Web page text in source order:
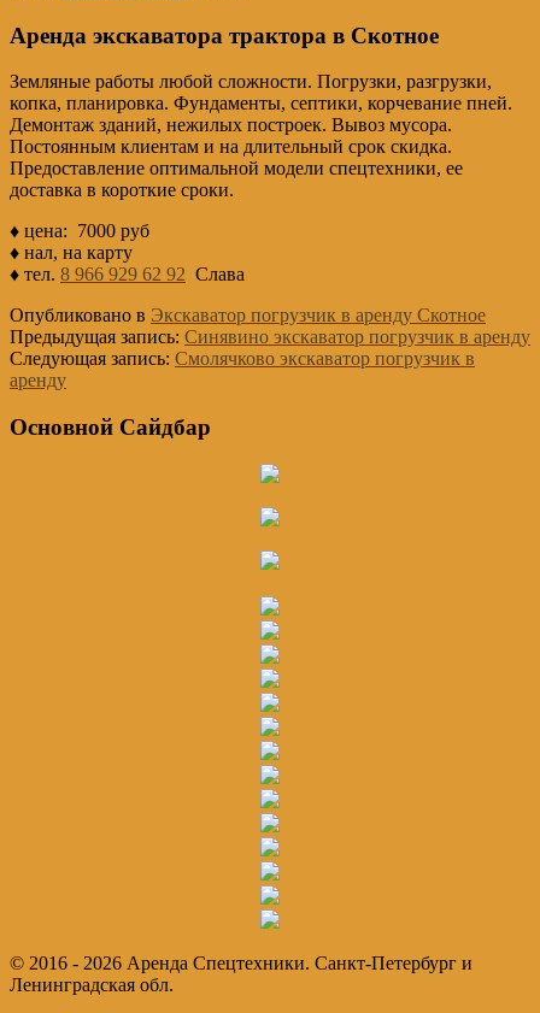
Аренда экскаватора трактора в Скотное
Земляные работы любой сложности. Погрузки, разгрузки,
копка, планировка. Фундаменты, септики, корчевание пней.
Демонтаж зданий, нежилых построек. Вывоз мусора.
Постоянным клиентам и на длительный срок скидка.
Предоставление оптимальной модели спецтехники, ее
доставка в короткие сроки.
♦ цена: 7000 руб
♦ нал, на карту
♦ тел. 8 966 929 62 92 Слава
Опубликовано в Экскаватор погрузчик в аренду Скотное
Предыдущая запись: Синявино экскаватор погрузчик в аренду
Следующая запись: Смолячково экскаватор погрузчик в
аренду
Основной Сайдбар
© 2016 - 2026 Аренда Спецтехники. Санкт-Петербург и
Ленинградская обл.